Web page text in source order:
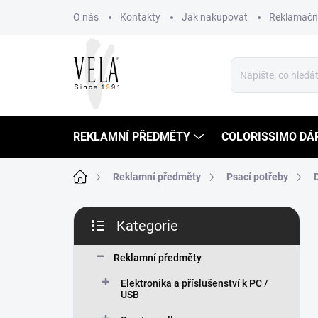
O nás Kontakty Jak nakupovat
REKLAMNÍ PŘEDMĚTY COLORISSIMO
Domů Reklamní předměty Psací potřeby
P
s
kategorie
Kategorie
Reklamní předměty
Elektronika a příslušenství k PC /
USB